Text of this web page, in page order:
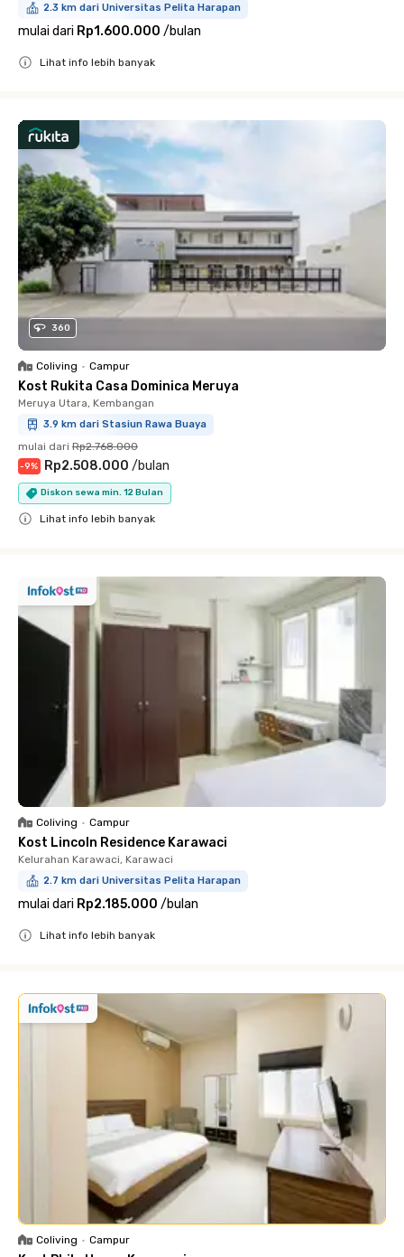
2.3 km dari Universitas Pelita Harapan
mulai dari Rp1.600.000 /bulan
Lihat info lebih banyak
360
Coliving • Campur
Kost Rukita Casa Dominica Meruya
Meruya Utara, Kembangan
3.9 km dari Stasiun Rawa Buaya
mulai dari Rp2.768.000
-9% Rp2.508.000 /bulan
Diskon sewa min. 12 Bulan
Lihat info lebih banyak
Coliving • Campur
Kost Lincoln Residence Karawaci
Kelurahan Karawaci, Karawaci
2.7 km dari Universitas Pelita Harapan
mulai dari Rp2.185.000 /bulan
Lihat info lebih banyak
Coliving • Campur